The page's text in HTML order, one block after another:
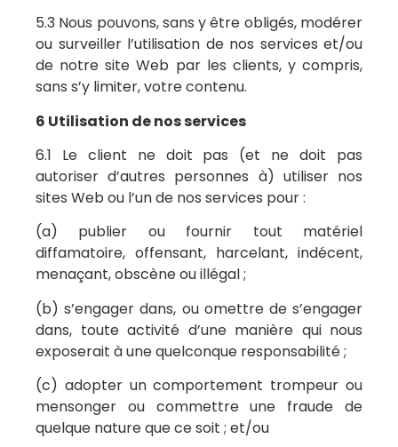
5.3 Nous pouvons, sans y être obligés, modérer
ou surveiller l’utilisation de nos services et/ou
de notre site Web par les clients, y compris,
sans s’y limiter, votre contenu.
6 Utilisation de nos services
6.1 Le client ne doit pas (et ne doit pas
autoriser d’autres personnes à) utiliser nos
sites Web ou l’un de nos services pour :
(a) publier ou fournir tout matériel
diffamatoire, offensant, harcelant, indécent,
menaçant, obscène ou illégal ;
(b) s’engager dans, ou omettre de s’engager
dans, toute activité d’une manière qui nous
exposerait à une quelconque responsabilité ;
(c) adopter un comportement trompeur ou
mensonger ou commettre une fraude de
quelque nature que ce soit ; et/ou